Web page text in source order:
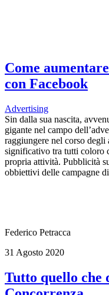
Come
con Facebook
Advertising
Sin dalla sua nascita,
gigante nel campo
raggiungere nel corso degli
significativo tra tutti coloro
propria attività. Pubblicità
obbiettivi delle campagne
Federico Petracca
31 Agosto 2020
Tutto quello che